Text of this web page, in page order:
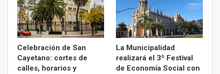
Celebración de San
Cayetano: cortes de
calles, horarios y
La Municipalidad
realizará el 3º Festival
de Economía Social con